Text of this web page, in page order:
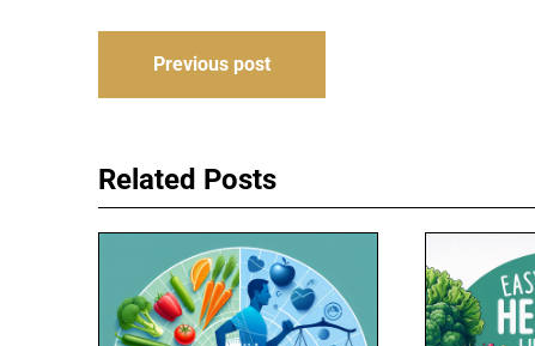
PostPrevious post
Related Posts